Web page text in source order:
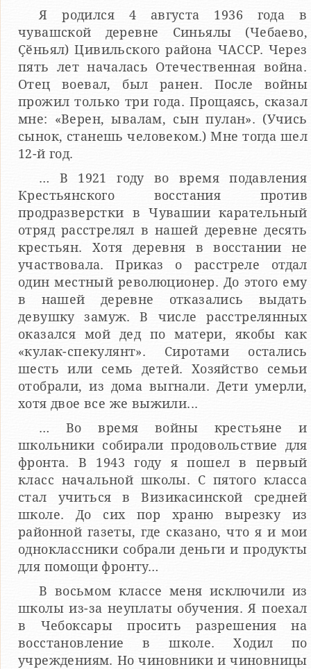
Я родился 4 августа 1936 года в
чувашской деревне Синьялы (Чебаево,
Ҫӗньял) Цивильского района ЧАССР. Через
пять лет началась Отечественная война.
Отец воевал, был ранен. После войны
прожил только три года. Прощаясь, сказал
мне: «Верен, ывалам, сын пулан». (Учись
сынок, станешь человеком.) Мне тогда шел
12-й год.
… В 1921 году во время подавления
Крестьянского восстания против
продразверстки в Чувашии карательный
отряд расстрелял в нашей деревне десять
крестьян. Хотя деревня в восстании не
участвовала. Приказ о расстреле отдал
один местный революционер. До этого ему
в нашей деревне отказались выдать
девушку замуж. В числе расстрелянных
оказался мой дед по матери, якобы как
«кулак-спекулянт». Сиротами остались
шесть или семь детей. Хозяйство семьи
отобрали, из дома выгнали. Дети умерли,
хотя двое все же выжили...
… Во время войны крестьяне и
школьники собирали продовольствие для
фронта. В 1943 году я пошел в первый
класс начальной школы. С пятого класса
стал учиться в Визикасинской средней
школе. До сих пор храню вырезку из
районной газеты, где сказано, что я и мои
одноклассники собрали деньги и продукты
для помощи фронту…
В восьмом классе меня исключили из
школы из-за неуплаты обучения. Я поехал
в Чебоксары просить разрешения на
восстановление в школе. Ходил по
учреждениям. Но чиновники и чиновницы